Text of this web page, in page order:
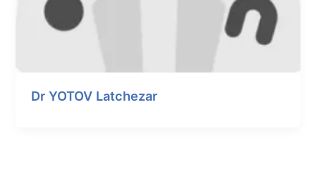
Dr YOTOV Latchezar